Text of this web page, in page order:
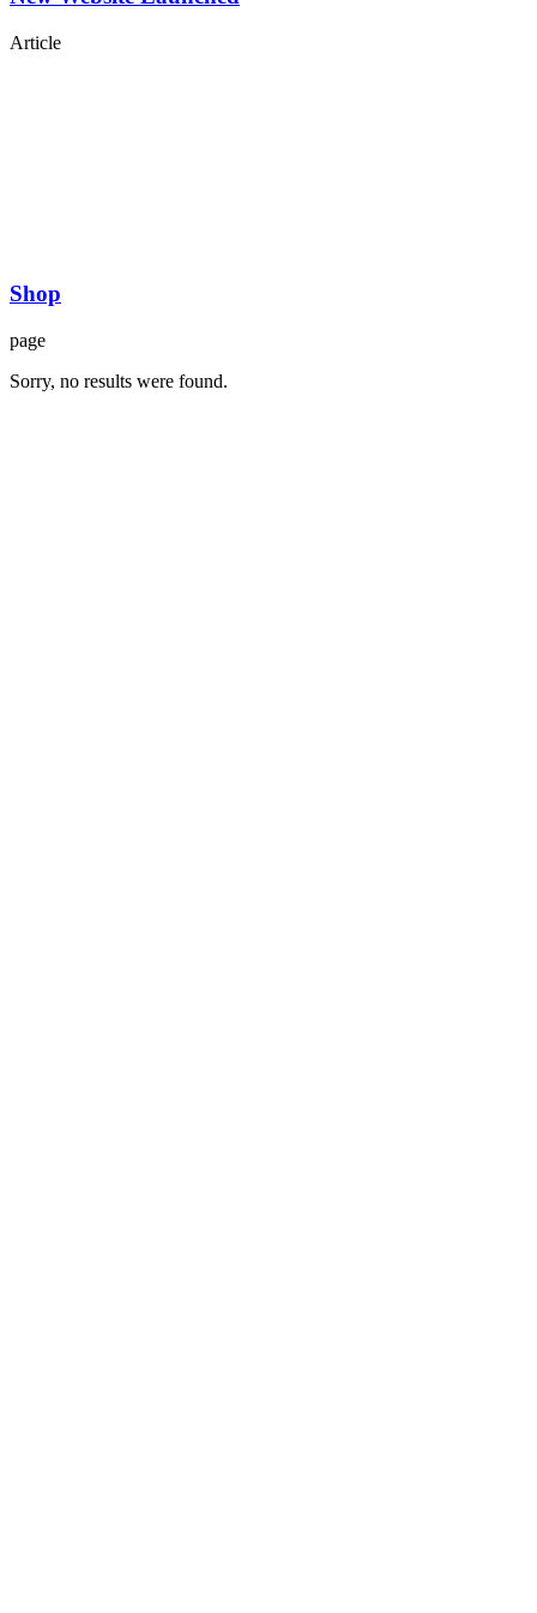
Article
Shop
page
Sorry, no results were found.